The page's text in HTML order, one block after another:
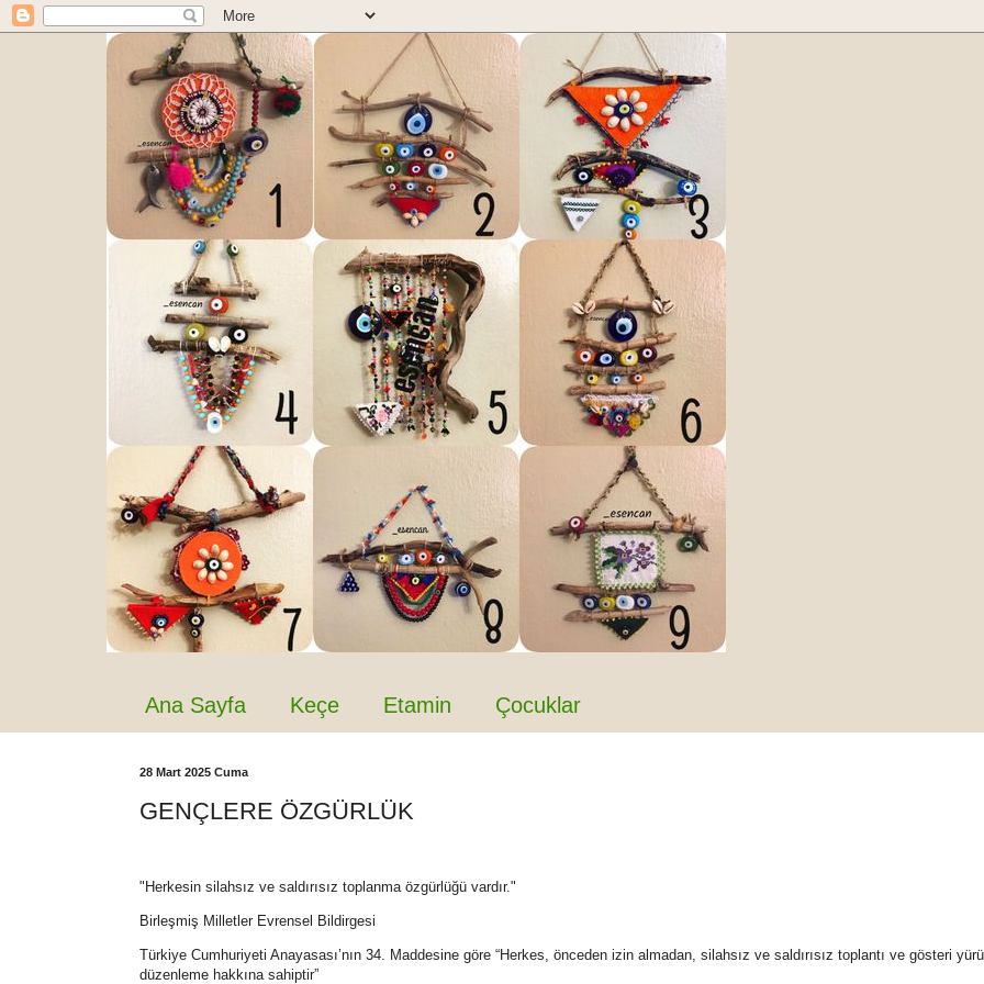
Ana Sayfa Keçe Etamin Çocuklar
28 Mart 2025 Cuma
GENÇLERE ÖZGÜRLÜK
"Herkesin silahsız ve saldırısız toplanma özgürlüğü vardır."
Birleşmiş Milletler Evrensel Bildirgesi
Türkiye Cumhuriyeti Anayasası’nın 34. Maddesine göre “Herkes, önceden izin almadan, silahsız ve saldırısız toplantı ve gösteri
düzenleme hakkına sahiptir”